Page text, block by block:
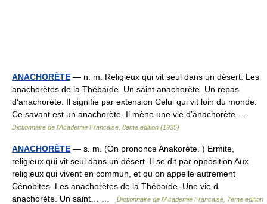
ANACHORÈTE — n. m. Religieux qui vit seul dans un désert. Les
anachorètes de la Thébaïde. Un saint anachorète. Un repas
d’anachorète. Il signifie par extension Celui qui vit loin du monde.
Ce savant est un anachorète. Il mène une vie d’anachorète …
Dictionnaire de l'Academie Francaise, 8eme edition (1935)
ANACHORÈTE — s. m. (On prononce Anakorète. ) Ermite,
religieux qui vit seul dans un désert. Il se dit par opposition Aux
religieux qui vivent en commun, et qu on appelle autrement
Cénobites. Les anachorètes de la Thébaïde. Une vie d
anachorète. Un saint… …
Dictionnaire de l'Academie Francaise, 7eme edition